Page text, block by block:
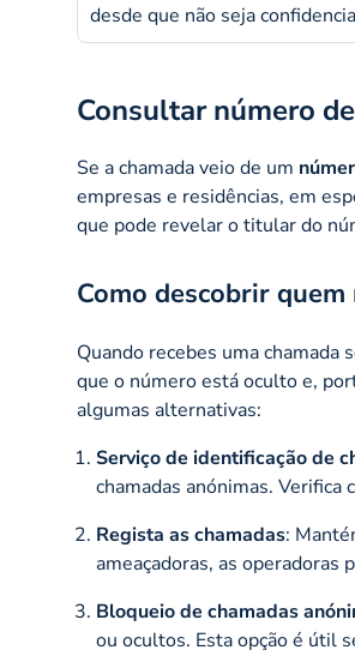
desde que não seja
Consultar número
Se a chamada veio de um
empresas e residências, em
que pode revelar o titular do
Como descobrir
Quando recebes uma chamada
que o número está oculto e,
algumas alternativas:
Serviço de identificação de
chamadas anónimas.
Regista as chamadas:
ameaçadoras, as
Bloqueio de chamadas
ou ocultos. Esta opção é útil